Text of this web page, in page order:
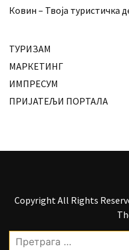
Ковин – Твоја туристичка
ТУРИЗАМ
МАРКЕТИНГ
ИМПРЕСУМ
ПРИЈАТЕЉИ ПОРТАЛА
Copyright All Rights
Претрага